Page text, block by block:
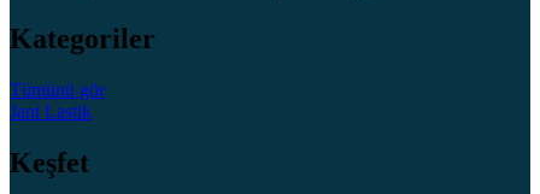
Kategoriler
Tümünü gör
Jant Lastik
Keşfet